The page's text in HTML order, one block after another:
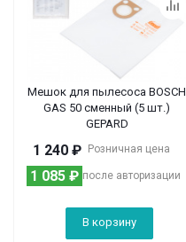
Мешок для пылесоса BOSCH
GAS 50 сменный (5 шт.)
GEPARD
Розничная цена
1 240 ₽
после авторизации
1 085 ₽
В корзину